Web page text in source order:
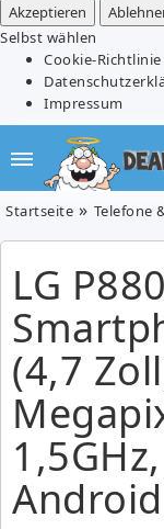
Akzeptieren
Selbst wählen
Cookie-Richtlinie
Impressum
Startseite Telefone
LG
(4,7